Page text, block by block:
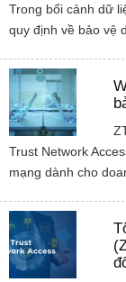
Trong bối cảnh dữ
quy định về bảo vệ
Trust Network
mạng dành cho